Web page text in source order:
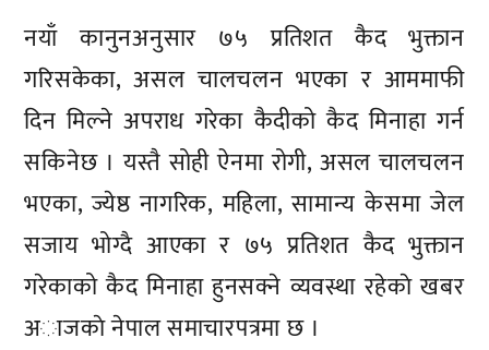
नयाँ कानुनअनुसार ७५ प्रतिशत कैद भुक्तान
गरिसकेका, असल चालचलन भएका र आममाफी
दिन मिल्ने अपराध गरेका कैदीको कैद मिनाहा गर्न
सकिनेछ । यस्तै सोही ऐनमा रोगी, असल चालचलन
भएका, ज्येष्ठ नागरिक, महिला, सामान्य केसमा जेल
सजाय भोग्दै आएका र ७५ प्रतिशत कैद भुक्तान
गरेकाको कैद मिनाहा हुनसक्ने व्यवस्था रहेकाे खबर
अाजकाे नेपाल समाचारपत्रमा छ ।